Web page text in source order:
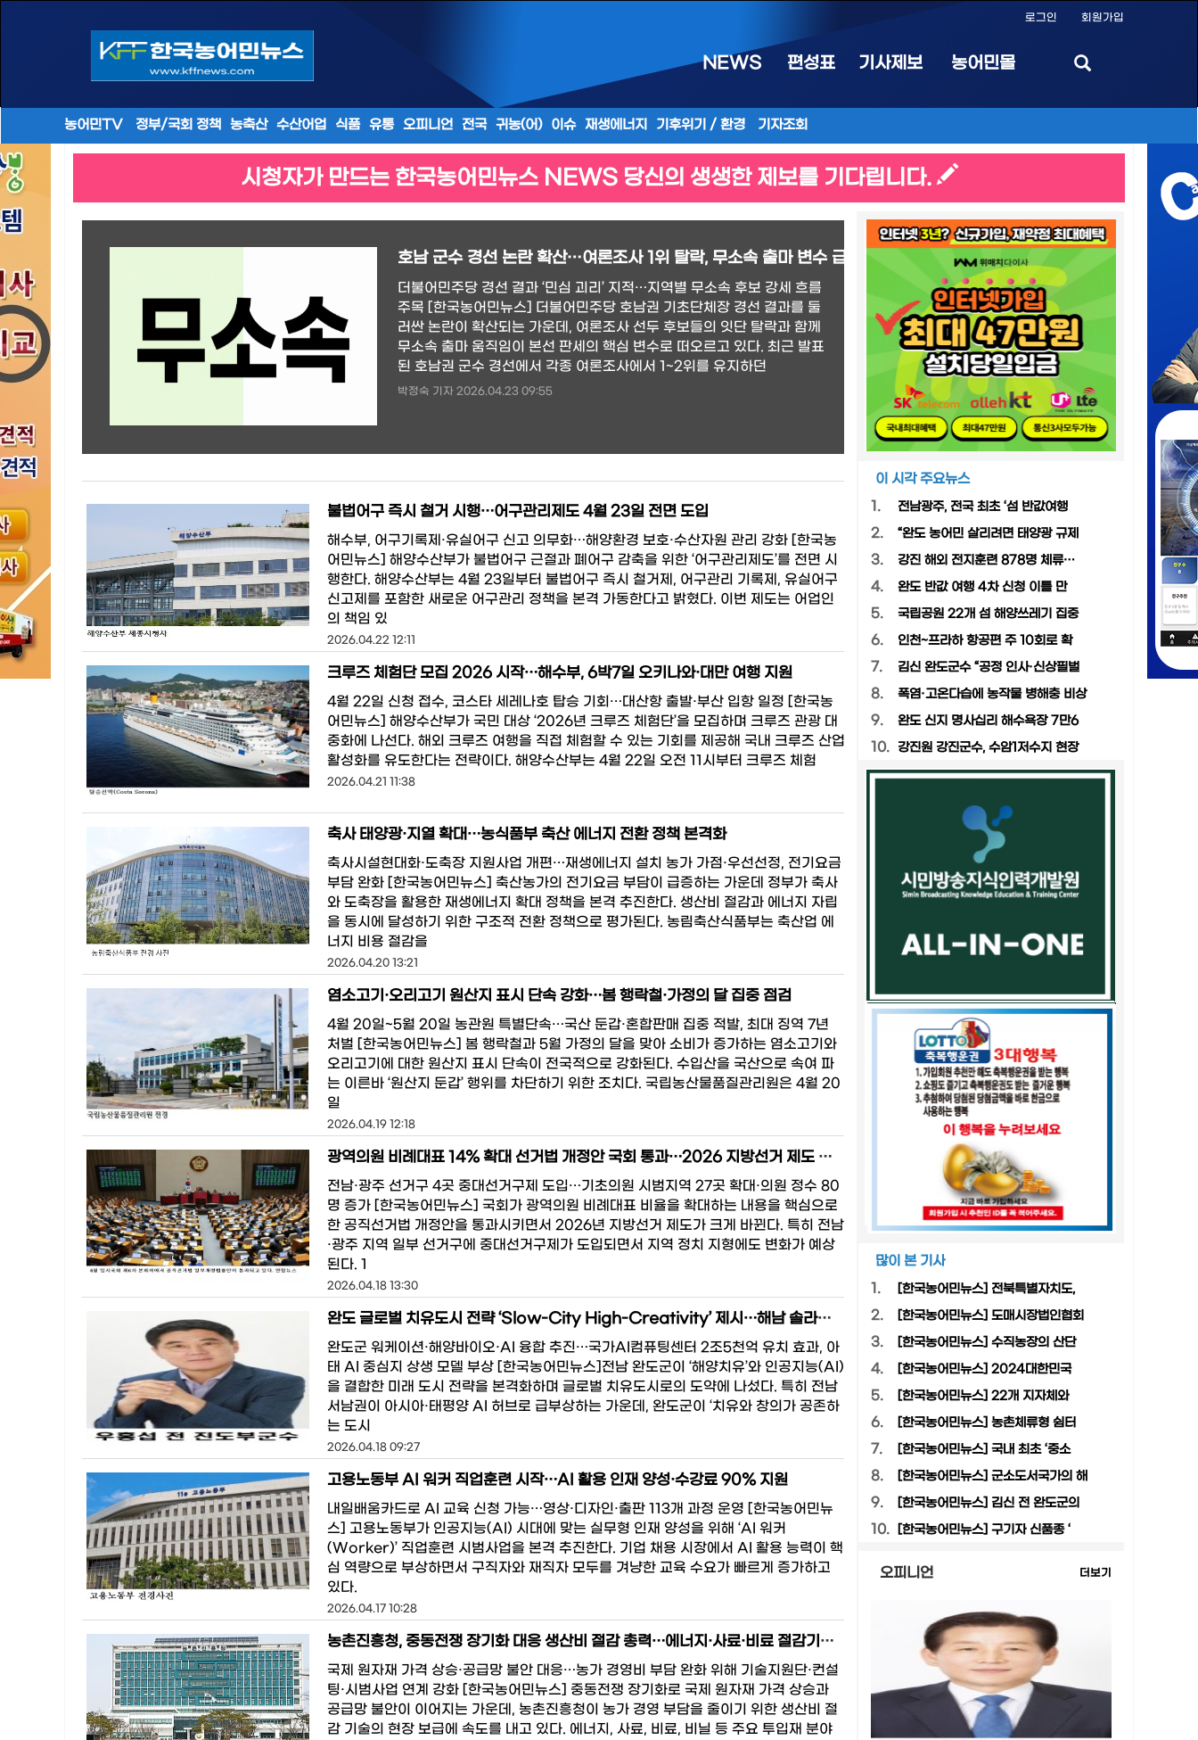
로그인 회원가입
NEWS 편성표 기사제보 농어민몰
농어민TV 정부/국회 정책 농축산 수산어업 식품 유통 오피니언 전국 귀농(어) 이슈 재생에너지 기후위기 / 환경 기자조회
시청자가 만드는 한국농어민뉴스 NEWS 당신의 생생한 제보를 기다립니다.
호남 군수 경선 논란 확산…여론조사 1위 탈락, 무소속 출마 변수 급부상
더불어민주당 경선 결과 ‘민심 괴리’ 지적…지역별 무소속 후보 강세 흐름
주목 [한국농어민뉴스] 더불어민주당 호남권 기초단체장 경선 결과를 둘
러싼 논란이 확산되는 가운데, 여론조사 선두 후보들의 잇단 탈락과 함께
무소속 출마 움직임이 본선 판세의 핵심 변수로 떠오르고 있다. 최근 발표
된 호남권 군수 경선에서 각종 여론조사에서 1~2위를 유지하던
박정숙 기자 2026.04.23 09:55
불법어구 즉시 철거 시행…어구관리제도 4월 23일 전면 도입
해수부, 어구기록제·유실어구 신고 의무화…해양환경 보호·수산자원 관리 강화 [한국농
어민뉴스] 해양수산부가 불법어구 근절과 폐어구 감축을 위한 ‘어구관리제도’를 전면 시
행한다. 해양수산부는 4월 23일부터 불법어구 즉시 철거제, 어구관리 기록제, 유실어구
신고제를 포함한 새로운 어구관리 정책을 본격 가동한다고 밝혔다. 이번 제도는 어업인
의 책임 있
2026.04.22 12:11
크루즈 체험단 모집 2026 시작…해수부, 6박7일 오키나와·대만 여행 지원
4월 22일 신청 접수, 코스타 세레나호 탑승 기회…대산항 출발·부산 입항 일정 [한국농
어민뉴스] 해양수산부가 국민 대상 ‘2026년 크루즈 체험단’을 모집하며 크루즈 관광 대
중화에 나선다. 해외 크루즈 여행을 직접 체험할 수 있는 기회를 제공해 국내 크루즈 산업
활성화를 유도한다는 전략이다. 해양수산부는 4월 22일 오전 11시부터 크루즈 체험
2026.04.21 11:38
축사 태양광·지열 확대…농식품부 축산 에너지 전환 정책 본격화
축사시설현대화·도축장 지원사업 개편…재생에너지 설치 농가 가점·우선선정, 전기요금
부담 완화 [한국농어민뉴스] 축산농가의 전기요금 부담이 급증하는 가운데 정부가 축사
와 도축장을 활용한 재생에너지 확대 정책을 본격 추진한다. 생산비 절감과 에너지 자립
을 동시에 달성하기 위한 구조적 전환 정책으로 평가된다. 농림축산식품부는 축산업 에
너지 비용 절감을
2026.04.20 13:21
염소고기·오리고기 원산지 표시 단속 강화…봄 행락철·가정의 달 집중 점검
4월 20일~5월 20일 농관원 특별단속…국산 둔갑·혼합판매 집중 적발, 최대 징역 7년
처벌 [한국농어민뉴스] 봄 행락철과 5월 가정의 달을 맞아 소비가 증가하는 염소고기와
오리고기에 대한 원산지 표시 단속이 전국적으로 강화된다. 수입산을 국산으로 속여 파
는 이른바 ‘원산지 둔갑’ 행위를 차단하기 위한 조치다. 국립농산물품질관리원은 4월 20
일
2026.04.19 12:18
광역의원 비례대표 14% 확대 선거법 개정안 국회 통과…2026 지방선거 제도 변화 본격화
전남·광주 선거구 4곳 중대선거구제 도입…기초의원 시범지역 27곳 확대·의원 정수 80
명 증가 [한국농어민뉴스] 국회가 광역의원 비례대표 비율을 확대하는 내용을 핵심으로
한 공직선거법 개정안을 통과시키면서 2026년 지방선거 제도가 크게 바뀐다. 특히 전남
·광주 지역 일부 선거구에 중대선거구제가 도입되면서 지역 정치 지형에도 변화가 예상
된다. 1
2026.04.18 13:30
완도 글로벌 치유도시 전략 ‘Slow-City High-Creativity’ 제시…해남 솔라시도 AI 허브 연계 본격화
완도군 워케이션·해양바이오·AI 융합 추진…국가AI컴퓨팅센터 2조5천억 유치 효과, 아
태 AI 중심지 상생 모델 부상 [한국농어민뉴스]전남 완도군이 ‘해양치유’와 인공지능(AI)
을 결합한 미래 도시 전략을 본격화하며 글로벌 치유도시로의 도약에 나섰다. 특히 전남
서남권이 아시아·태평양 AI 허브로 급부상하는 가운데, 완도군이 ‘치유와 창의가 공존하
는 도시
2026.04.18 09:27
고용노동부 AI 워커 직업훈련 시작…AI 활용 인재 양성·수강료 90% 지원
내일배움카드로 AI 교육 신청 가능…영상·디자인·출판 113개 과정 운영 [한국농어민뉴
스] 고용노동부가 인공지능(AI) 시대에 맞는 실무형 인재 양성을 위해 ‘AI 워커
(Worker)’ 직업훈련 시범사업을 본격 추진한다. 기업 채용 시장에서 AI 활용 능력이 핵
심 역량으로 부상하면서 구직자와 재직자 모두를 겨냥한 교육 수요가 빠르게 증가하고
있다.
2026.04.17 10:28
농촌진흥청, 중동전쟁 장기화 대응 생산비 절감 총력…에너지·사료·비료 절감기술 19종 현장 확산
국제 원자재 가격 상승·공급망 불안 대응…농가 경영비 부담 완화 위해 기술지원단·컨설
팅·시범사업 연계 강화 [한국농어민뉴스] 중동전쟁 장기화로 국제 원자재 가격 상승과
공급망 불안이 이어지는 가운데, 농촌진흥청이 농가 경영 부담을 줄이기 위한 생산비 절
감 기술의 현장 보급에 속도를 내고 있다. 에너지, 사료, 비료, 비닐 등 주요 투입재 분야
이 시각 주요뉴스
1.
전남광주, 전국 최초 ‘섬 반값여행
2. “완도 농어민 살리려면 태양광 규제
3. 강진 해외 전지훈련 878명 체류…
4. 완도 반값 여행 4차 신청 이틀 만
5. 국립공원 22개 섬 해양쓰레기 집중
6. 인천~프라하 항공편 주 10회로 확
7. 김신 완도군수 “공정 인사·신상필벌
8. 폭염·고온다습에 농작물 병해충 비상
9. 완도 신지 명사십리 해수욕장 7만6
10. 강진원 강진군수, 수암1저수지 현장
많이 본 기사
1.
[한국농어민뉴스] 전북특별자치도,
2. [한국농어민뉴스] 도매시장법인협회
3. [한국농어민뉴스] 수직농장의 산단
4. [한국농어민뉴스] 2024대한민국
5. [한국농어민뉴스] 22개 지자체와
6. [한국농어민뉴스] 농촌체류형 쉼터
7. [한국농어민뉴스] 국내 최초 ‘중소
8. [한국농어민뉴스] 군소도서국가의 해
9. [한국농어민뉴스] 김신 전 완도군의
10. [한국농어민뉴스] 구기자 신품종 ‘
오피니언 더보기